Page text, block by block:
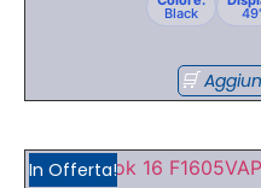
Black
In Offerta!